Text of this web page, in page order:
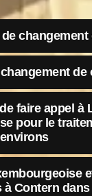
faire appel à
pour le
Contern dans